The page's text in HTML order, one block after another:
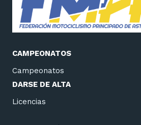
CAMPEONATOS
Campeonatos
DARSE DE ALTA
Licencias